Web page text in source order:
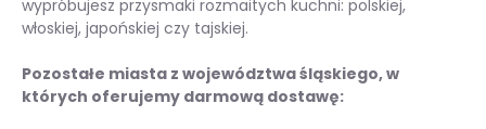
wypróbujesz przysmaki rozmaitych kuchni: polskiej,
włoskiej, japońskiej czy tajskiej.
Pozostałe miasta z województwa śląskiego, w
których oferujemy darmową dostawę: